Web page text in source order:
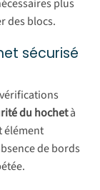
plus
des blocs.
sécurisé
du hochetà
élément
de bords